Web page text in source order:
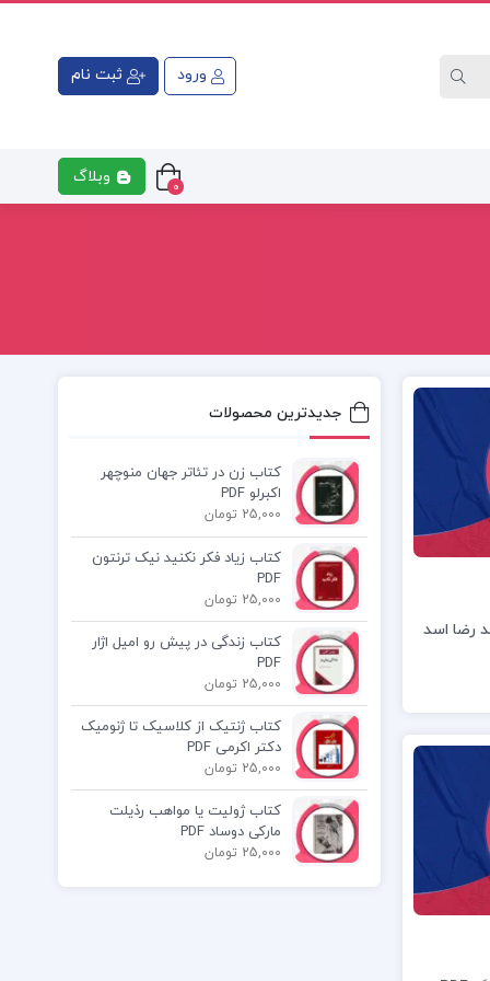
ورود ثبت نام
0 وبلاگ
رضا اسد
جدیدترین محصولات
کتاب زن در تئاتر جهان منوچهر
اکبرلو PDF
25,000 تومان
کتاب زیاد فکر نکنید نیک ترنتون
PDF
25,000 تومان
کتاب زندگی در پیش رو امیل اژار
PDF
25,000 تومان
کتاب ژنتیک از کلاسیک تا ژنومیک
دکتر اکرمی PDF
25,000 تومان
کتاب ژولیت یا مواهب رذیلت
مارکی دوساد PDF
25,000 تومان